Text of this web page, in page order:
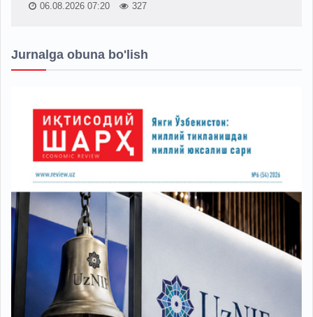
06.08.2026 07:20 327
Jurnalga obuna bo'lish